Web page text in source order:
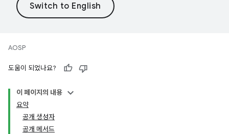
AOSP
도움이 되었나요?
이 페이지의 내용
요약
공개 생성자
공개 메서드